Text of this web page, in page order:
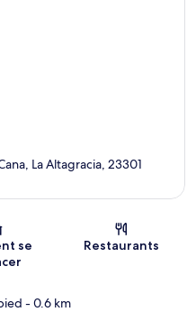
La Altagracia, 23301
se
Restaurants
- 0.6 km